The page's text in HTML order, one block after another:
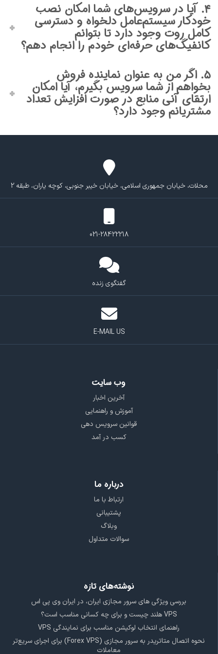
۴. آیا در سرویس‌های شما امکان نصب
خودکار سیستم‌عامل دلخواه و دسترسی
کامل روت وجود دارد تا بتوانم
کانفیگ‌های حرفه‌ای خودم را انجام دهم؟
۵. اگر من به عنوان نماینده فروش
بخواهم از شما سرویس بگیرم، آیا امکان
ارتقای آنی منابع در صورت افزایش تعداد
مشتریانم وجود دارد؟
محلات، خیابان جمهوری اسلامی، خیابان خیبر جنوبی، کوچه یاران، طبقه 2
021-28422218
گفتگوی زنده
E-MAIL US
وب سایت
آخرین اخبار
آموزش و راهنمایی
قوانین سرویس دهی
کسب در آمد
درباره ما
ارتباط با ما
پشتیبانی
وبلاگ
سوالات متداول
نوشته‌های تازه
بررسی ویژگی‌ های سرور مجازی ایران، در ایران وی پی اس
VPS هلند چیست و برای چه کسانی مناسب است؟
راهنمای انتخاب لوکیشن مناسب برای نمایندگی VPS
نحوه اتصال متاتریدر به سرور مجازی (Forex VPS) برای اجرای سریع‌تر
معاملات